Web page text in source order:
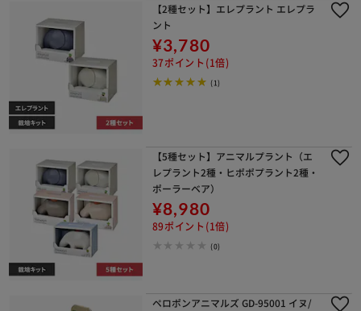
【2種セット】エレプラント エレプラ
ント
¥3,780
37ポイント(1倍)
(1)
【5種セット】アニマルプラント（エ
レプラント2種・ヒポポプラント2種・
ポーラーベア）
¥8,980
89ポイント(1倍)
(0)
ペロポンアニマルズ GD-95001 イヌ/